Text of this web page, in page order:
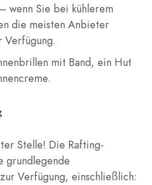
wenn Sie bei kühlerem
die meisten Anbieter
Verfügung.
mit Band, ein Hut
Stelle! Die Rafting-
grundlegende
Verfügung, einschließlich: